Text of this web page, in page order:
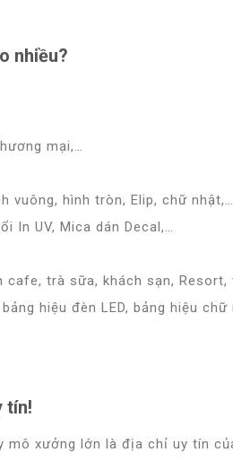
nhiều?
mại,…
vuông, hình tròn, Elip, chữ nhật,…
In UV, Mica dán Decal,…
trà sữa, khách sạn, Resort,
hiệu đèn LED, bảng hiệu
tín!
mô xưởng lớn là địa chỉ uy tín